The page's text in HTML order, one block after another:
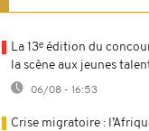
La 13ᵉ édition du
la scène aux jeunes
06/08 - 16:53
Crise migratoire :